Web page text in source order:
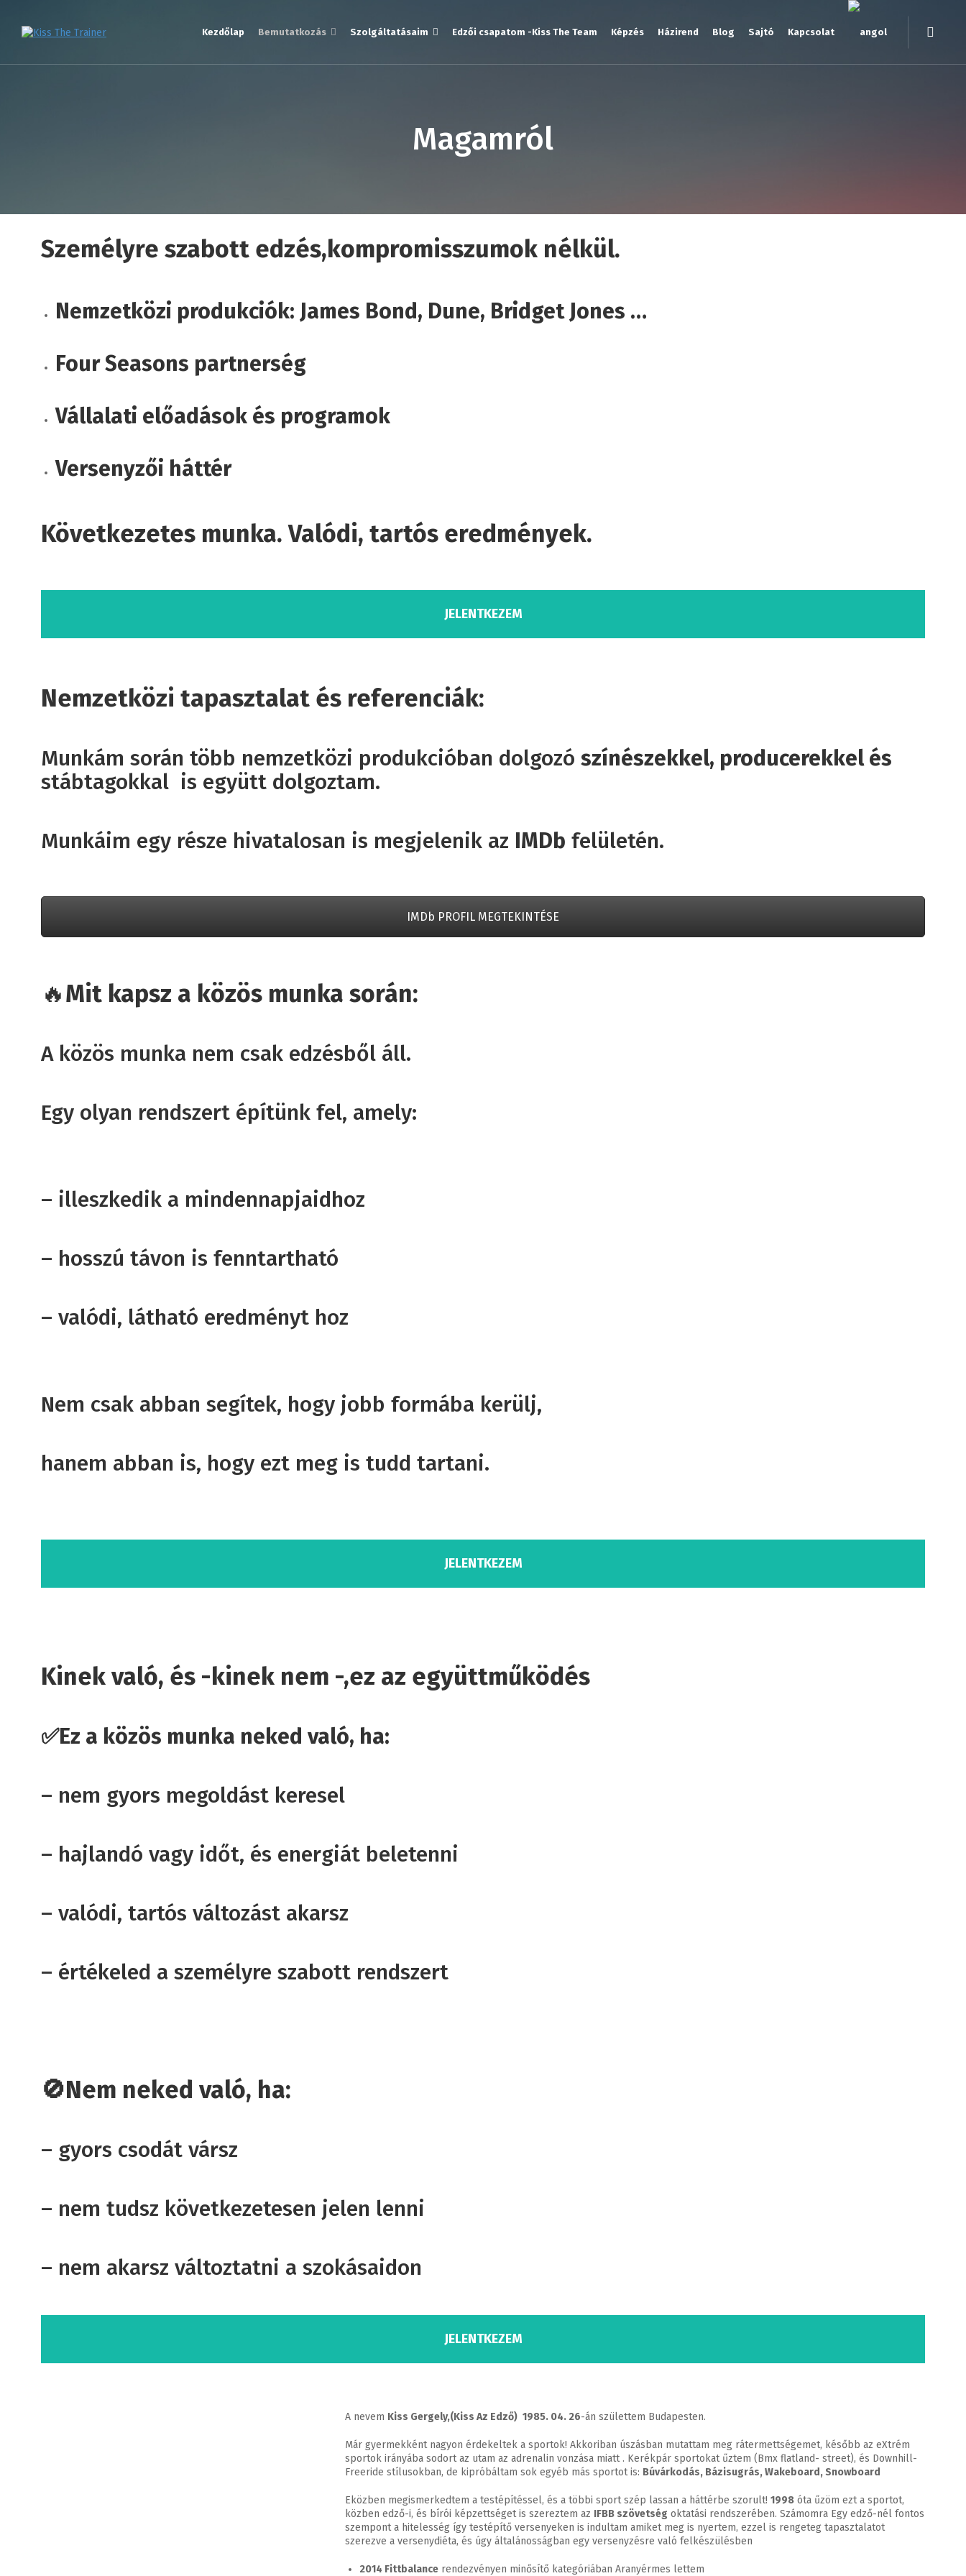
Kezdőlap Bemutatkozás Szolgáltatásaim Edzői csapatom -Kiss The Team Képzés Házirend Blog Sajtó Kapcsolat
Magamról
Személyre szabott edzés,kompromisszumok nélkül.
Nemzetközi produkciók: James Bond, Dune, Bridget Jones …
Four Seasons partnerség
Vállalati előadások és programok
Versenyzői háttér
Következetes munka. Valódi, tartós eredmények.
JELENTKEZEM
Nemzetközi tapasztalat és referenciák:
Munkám során több nemzetközi produkcióban dolgozó színészekkel, producerekkel és
stábtagokkal is együtt dolgoztam.
Munkáim egy része hivatalosan is megjelenik az IMDb felületén.
IMDb PROFIL MEGTEKINTÉSE
🔥Mit kapsz a közös munka során:
A közös munka nem csak edzésből áll.
Egy olyan rendszert építünk fel, amely:
– illeszkedik a mindennapjaidhoz
– hosszú távon is fenntartható
– valódi, látható eredményt hoz
Nem csak abban segítek, hogy jobb formába kerülj,
hanem abban is, hogy ezt meg is tudd tartani.
JELENTKEZEM
Kinek való, és -kinek nem -,ez az együttműködés
✅Ez a közös munka neked való, ha:
– nem gyors megoldást keresel
– hajlandó vagy időt, és energiát beletenni
– valódi, tartós változást akarsz
– értékeled a személyre szabott rendszert
🚫Nem neked való, ha:
– gyors csodát vársz
– nem tudsz következetesen jelen lenni
– nem akarsz változtatni a szokásaidon
JELENTKEZEM
A nevem Kiss Gergely,(Kiss Az Edző) 1985. 04. 26-án születtem Budapesten.
Már gyermekként nagyon érdekeltek a sportok! Akkoriban úszásban mutattam meg rátermettségemet, később az eXtrém
sportok irányába sodort az utam az adrenalin vonzása miatt . Kerékpár sportokat űztem (Bmx flatland- street), és Downhill-
Freeride stílusokban, de kipróbáltam sok egyéb más sportot is: Búvárkodás, Bázisugrás, Wakeboard, Snowboard
Eközben megismerkedtem a testépítéssel, és a többi sport szép lassan a háttérbe szorult!1998 óta űzöm ezt a sportot,
közben edző-i, és bírói képzettséget is szereztem az IFBB szövetség oktatási rendszerében. Számomra Egy edző-nél fontos
szempont a hitelesség így testépítő versenyeken is indultam amiket meg is nyertem, ezzel is rengeteg tapasztalatot
szerezve a versenydiéta, és úgy általánosságban egy versenyzésre való felkészülésben
2014 Fittbalance rendezvényen minősítő kategóriában Aranyérmes lettem